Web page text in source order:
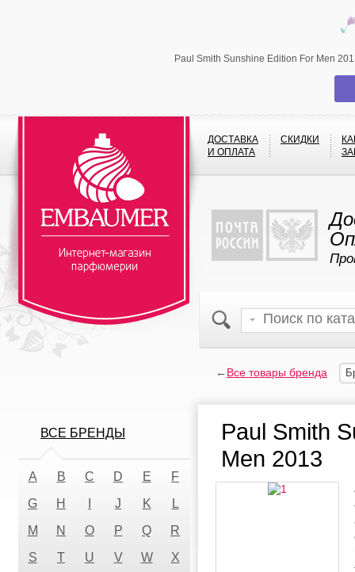
Paul Smith Sunshine Edition For Men
ДОСТАВКА
И ОПЛАТА
СКИДКИ
←Все товары бренда
Paul Smith
Men 2013
ВСЕ БРЕНДЫ
A B C D E
F
G
H J K
L
M
N O P Q
R
S
T U V W
X